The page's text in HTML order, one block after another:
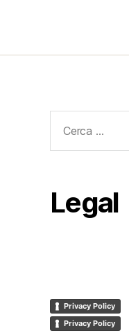
Legal
Privacy Policy
Privacy Policy